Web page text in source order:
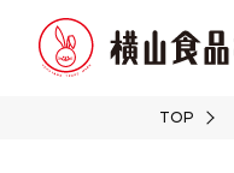
TOP